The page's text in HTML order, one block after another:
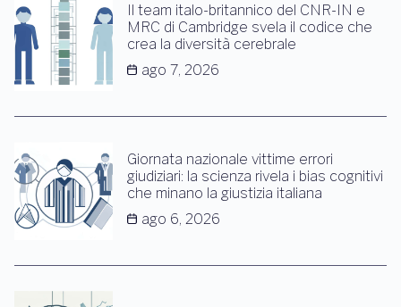
Il team italo-britannico del CNR-IN e
MRC di Cambridge svela il codice che
crea la diversità cerebrale
ago 7, 2026
Giornata nazionale vittime errori
giudiziari: la scienza rivela i bias cognitivi
che minano la giustizia italiana
ago 6, 2026